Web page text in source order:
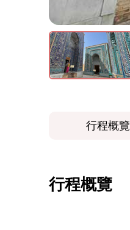
行程概覽
行程概覽